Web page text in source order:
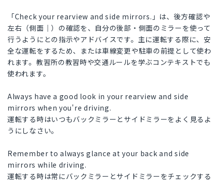
「Check your rearview and side mirrors.」は、後方確認や
左右（側面｜）の確認を、自分の後部・側面のミラーを使って
行うようにとの指示やアドバイスです。主に運転する際に、安
全な運転をするため、または車線変更や駐車の前提として使わ
れます。教習所の教習時や交通ルールを学ぶコンテキストでも
使われます。
Always have a good look in your rearview and side
mirrors when you're driving.
運転する時はいつもバックミラーとサイドミラーをよく見るよ
うにしなさい。
Remember to always glance at your back and side
mirrors while driving.
運転する時は常にバックミラーとサイドミラーをチェックする